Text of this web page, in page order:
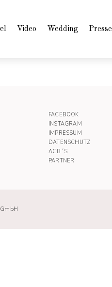
Video Wedding Presse
FACEBOOK
INSTAGRAM
IMPRESSUM
DATENSCHUTZ
AGB´S
PARTNER